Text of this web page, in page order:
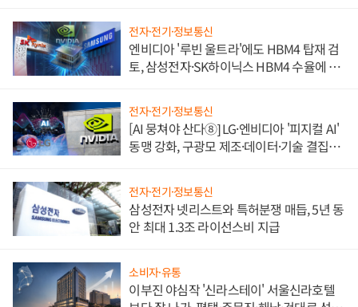
전자·전기·정보통신
엔비디아 '루빈 울트라'에도 HBM4 탑재 검
토, 삼성전자·SK하이닉스 HBM4 수율에 주
전자·전기·정보통신
[AI 뭉쳐야 산다⑧] LG·엔비디아 '피지컬 AI'
동맹 강화, 구광모 제조·데이터·기술 결집
전자·전기·정보통신
삼성전자 넷리스트와 특허분쟁 매듭, 5년 동
안 최대 1.3조 라이선스비 지급
소비자·유통
이부진 야심작 '신라스테이' 서울신라호텔